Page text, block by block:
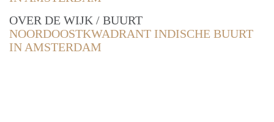
OVER DE WIJK / BUURT
NOORDOOSTKWADRANT INDISCHE BUURT
IN AMSTERDAM